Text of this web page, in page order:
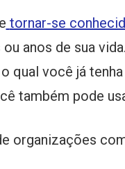
tornar-se
anos de sua
qual você já
também pode
organizações